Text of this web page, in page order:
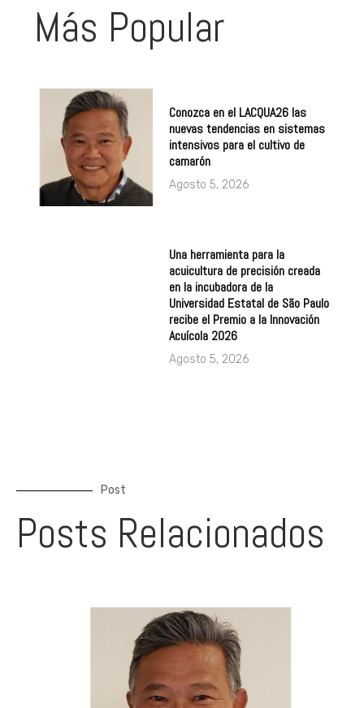
Más Popular
Conozca en el LACQUA26 las
nuevas tendencias en sistemas
intensivos para el cultivo de
camarón
Agosto 5, 2026
Una herramienta para la
acuicultura de precisión creada
en la incubadora de la
Universidad Estatal de São Paulo
recibe el Premio a la Innovación
Acuícola 2026
Agosto 5, 2026
Post
Posts Relacionados